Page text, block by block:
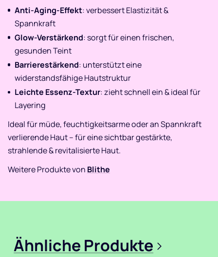
Anti-Aging-Effekt: verbessert Elastizität &
Spannkraft
Glow-Verstärkend: sorgt für einen frischen,
gesunden Teint
Barrierestärkend: unterstützt eine
widerstandsfähige Hautstruktur
Leichte Essenz-Textur: zieht schnell ein & ideal für
Layering
Ideal für müde, feuchtigkeitsarme oder an Spannkraft
verlierende Haut – für eine sichtbar gestärkte,
strahlende & revitalisierte Haut.
Weitere Produkte von Blithe
Ähnliche Produkte >